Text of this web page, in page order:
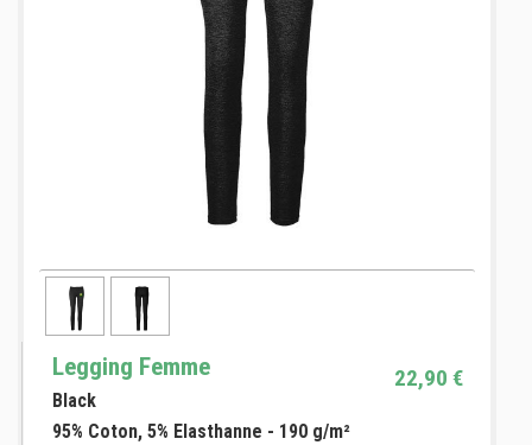
Legging Femme 22,90 €
Black
95% Coton, 5% Elasthanne - 190 g/m²